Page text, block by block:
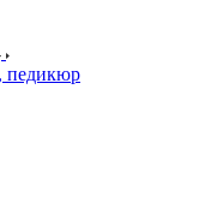
педикюр